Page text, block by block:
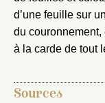
d’une feuille sur
du
à la carde de tout
Sources